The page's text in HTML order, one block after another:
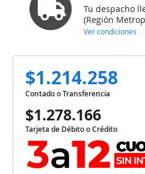
Tu despacho
(Región
Ver condiciones
$1.214.258
Contado o Transferencia
$1.278.166
Tarjeta de Débito o Crédito